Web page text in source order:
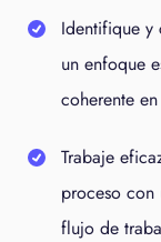
Identifique y
un enfoque
coherente
Trabaje
proceso con
flujo de